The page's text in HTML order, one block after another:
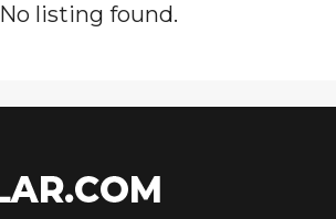
No listing found.